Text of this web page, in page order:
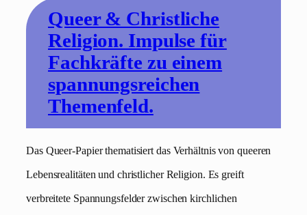
Queer & Christliche
Religion. Impulse für
Fachkräfte zu einem
spannungsreichen
Themenfeld.
Das Queer-Papier thematisiert das Verhältnis von queeren
Lebensrealitäten und christlicher Religion. Es greift
verbreitete Spannungsfelder zwischen kirchlichen